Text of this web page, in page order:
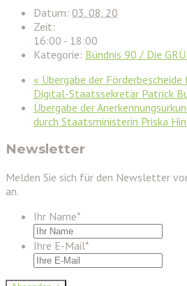
Datum: 03. 08. 20
Zeit:
16:00 - 18:00
Kategorie: Bündnis 90 / Die
« Übergabe der
Digital-Staatssekretär Patrick
Übergabe der
durch Staatsministerin Priska
Newsletter
Melden Sie sich für den Newsletter
an.
Ihr Name*
Ihre E-Mail*